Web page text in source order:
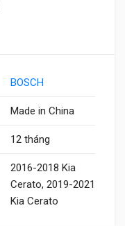
BOSCH
Made in China
12 tháng
2016-2018 Kia
Cerato, 2019-2021
Kia Cerato